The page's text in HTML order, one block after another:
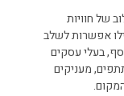
של חוויות
אפשרות לשלב
בעלי עסקים
מעניקים